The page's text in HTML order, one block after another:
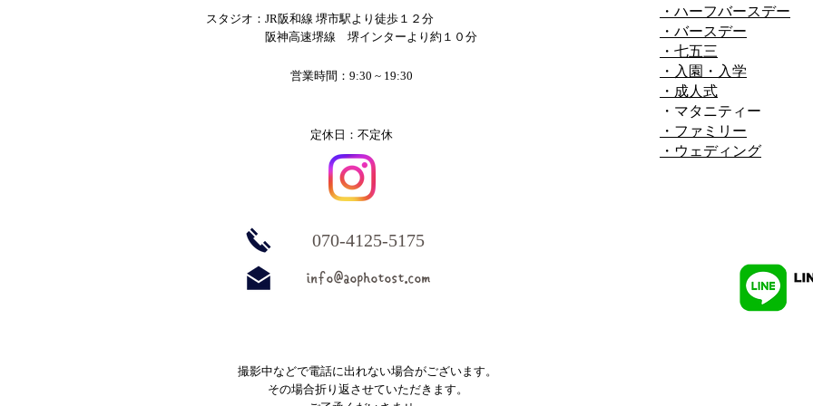
影衣装はお持ち込みいただいてお
ります。 ご準備の際は、こちら
★ ・着物（二尺袖着物または振
スタジオ撮影でのメリット
１０
営業時間：9:30 ~ 19:30
スタジオ：JR阪和線 堺市駅より徒歩１２分
​ 阪神高速堺線 堺インターより約１０分
定休日：不定休
070-4125-5175
info@aophotost.com
・ハーフバースデー
・バースデー
・七五三
・入園・入学
・成人式
・マタニティー
・ファミリー
・ウェディング
撮影中などで電話に出れない場合がございます。
その場合折り返させていただきます。